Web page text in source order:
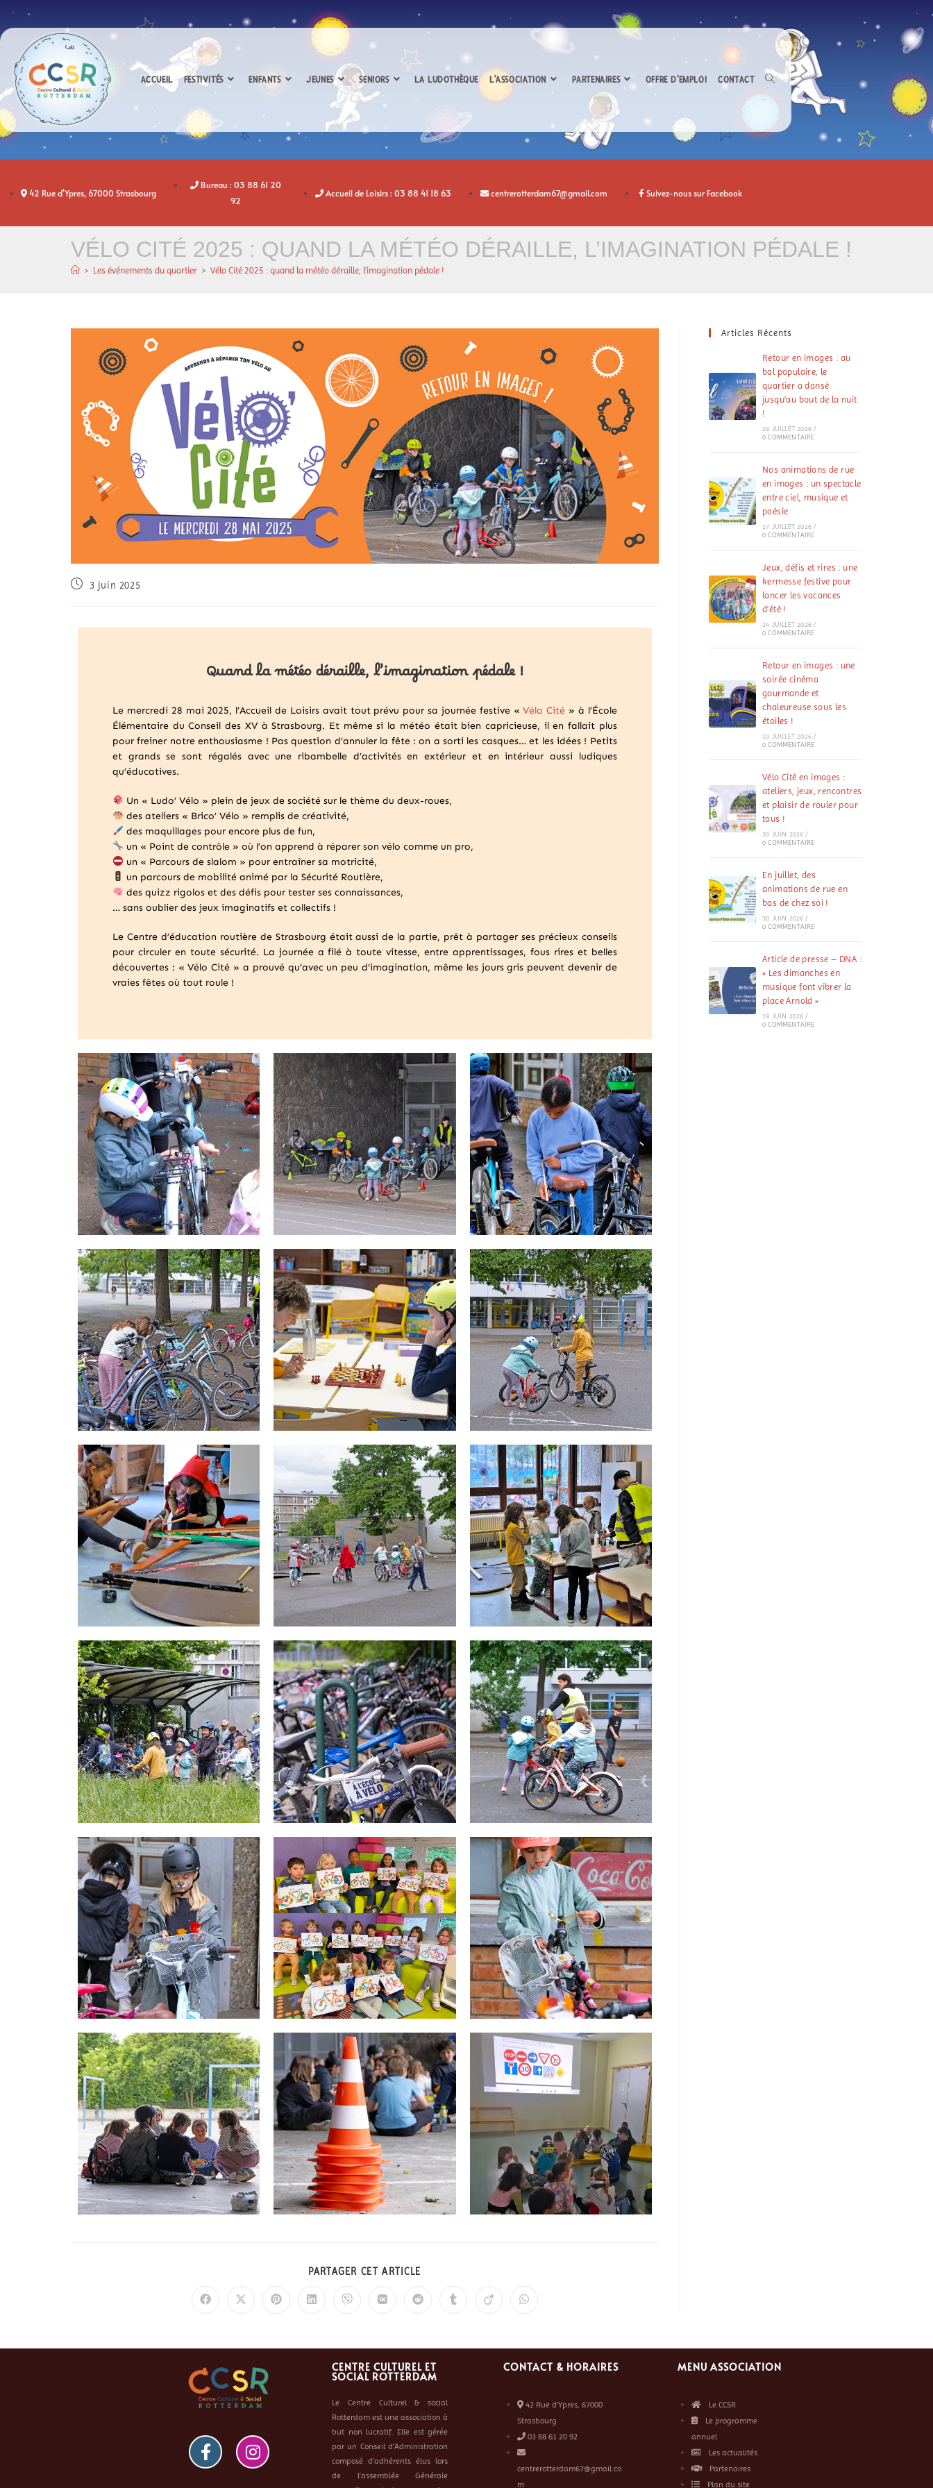
ACCUEIL FESTIVITÉS ENFANTS JEUNES SENIORS LA LUDOTHÈQUE L’ASSOCIATION PARTENAIRES OFFRE D’EMPLOI CONTACT
42 Rue d'Ypres, 67000 Strasbourg
Bureau : 03 88 61 20
92
Accueil de Loisirs : 03 88 41 18 63 centrerotterdam67@gmail.com Suivez-nous sur Facebook
VÉLO CITÉ 2025 : QUAND LA MÉTÉO DÉRAILLE, L’IMAGINATION PÉDALE !
> Les événements du quartier > Vélo Cité 2025 : quand la météo déraille, l’imagination pédale !
3 juin 2025
Quand la météo déraille, l’imagination pédale !
Le mercredi 28 mai 2025, l’Accueil de Loisirs avait tout prévu pour sa journée festive «Vélo Cité » à l’École
Élémentaire du Conseil des XV à Strasbourg. Et même si la météo était bien capricieuse, il en fallait plus
pour freiner notre enthousiasme ! Pas question d’annuler la fête : on a sorti les casques… et les idées ! Petits
et grands se sont régalés avec une ribambelle d’activités en extérieur et en intérieur aussi ludiques
qu’éducatives.
Un « Ludo’ Vélo » plein de jeux de société sur le thème du deux-roues,
des ateliers « Brico’ Vélo » remplis de créativité,
des maquillages pour encore plus de fun,
un « Point de contrôle » où l’on apprend à réparer son vélo comme un pro,
un « Parcours de slalom » pour entraîner sa motricité,
un parcours de mobilité animé par la Sécurité Routière,
des quizz rigolos et des défis pour tester ses connaissances,
… sans oublier des jeux imaginatifs et collectifs !
Le Centre d’éducation routière de Strasbourg était aussi de la partie, prêt à partager ses précieux conseils
pour circuler en toute sécurité. La journée a filé à toute vitesse, entre apprentissages, fous rires et belles
découvertes : « Vélo Cité » a prouvé qu’avec un peu d’imagination, même les jours gris peuvent devenir de
vraies fêtes où tout roule !
PARTAGER CET ARTICLE
Articles Récents
Retour en images : au
bal populaire, le
quartier a dansé
jusqu’au bout de la nuit
!
29 JUILLET 2026 /
0 COMMENTAIRE
Nos animations de rue
en images : un spectacle
entre ciel, musique et
poésie
27 JUILLET 2026 /
0 COMMENTAIRE
Jeux, défis et rires : une
kermesse festive pour
lancer les vacances
d’été !
24 JUILLET 2026 /
0 COMMENTAIRE
Retour en images : une
soirée cinéma
gourmande et
chaleureuse sous les
étoiles !
10 JUILLET 2026 /
0 COMMENTAIRE
Vélo Cité en images :
ateliers, jeux, rencontres
et plaisir de rouler pour
tous !
30 JUIN 2026 /
0 COMMENTAIRE
En juillet, des
animations de rue en
bas de chez soi !
30 JUIN 2026 /
0 COMMENTAIRE
Article de presse – DNA :
« Les dimanches en
musique font vibrer la
place Arnold »
19 JUIN 2026 /
0 COMMENTAIRE
CENTRE CULTUREL ET
SOCIAL ROTTERDAM
Le Centre Culturel & social
Rotterdam est une association à
but non lucratif. Elle est gérée
par un Conseil d’Administration
composé d’adhérents élus lors
de l’assemblée Générale
CONTACT & HORAIRES
42 Rue d’Ypres, 67000
Strasbourg
03 88 61 20 92
centrerotterdam67@gmail.co
m
MENU ASSOCIATION
Le CCSR
Le programme
annuel
Les actualités
Partenaires
Plan du site